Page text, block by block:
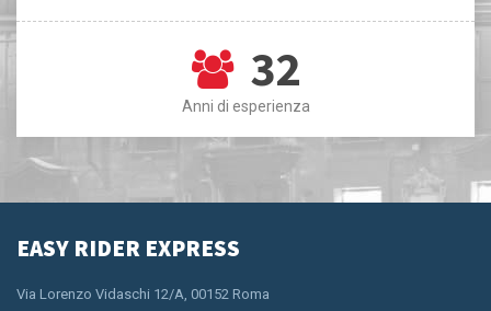
32
Anni di esperienza
EASY RIDER EXPRESS
Via Lorenzo Vidaschi 12/A, 00152 Roma